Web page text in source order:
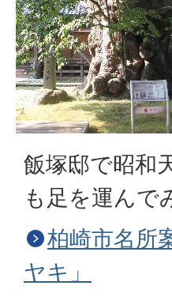
飯塚邸で昭和
も足を運んで
柏崎市名所
ヤキ」